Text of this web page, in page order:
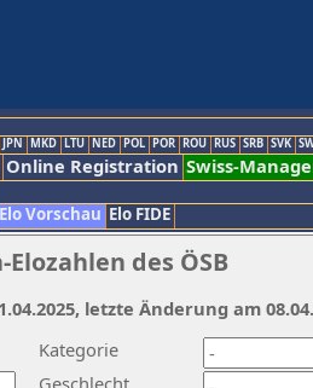
JPN MKD LTU NED POL POR ROU RUS SRB SVK
Online Registration Swiss-
Elo Vorschau Elo FIDE
des ÖSB
Kategorie
Geschlecht
letzte Änderung am